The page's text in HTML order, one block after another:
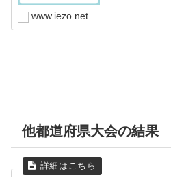
www.iezo.net
他都道府県大会の結果